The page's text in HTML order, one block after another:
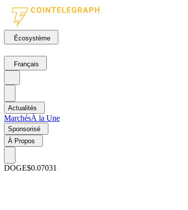
Écosystème
Français
Actualités
MarchésÀ la Une
Sponsorisé
À Propos
DOGE$0.07031